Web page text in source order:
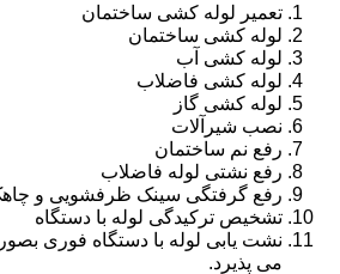
تعمیر لوله کشی ساختمان
لوله کشی ساختمان
لوله کشی آب
لوله کشی فاضلاب
لوله کشی گاز
نصب شیرآلات
رفع نم ساختمان
رفع نشتی لوله فاضلاب
رفع گرفتگی سینک ظرفشویی و
تشخیص ترکیدگی لوله با دستگاه
نشت یابی لوله با دستگاه فوری
می پذیرد.